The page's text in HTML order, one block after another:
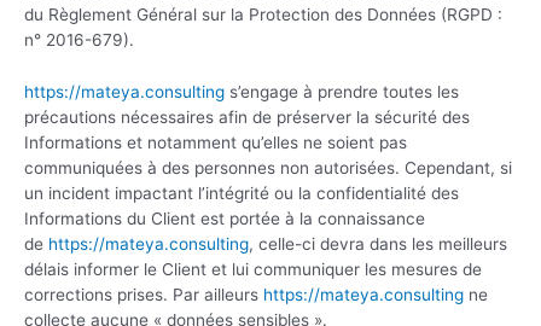
du Règlement Général sur la Protection des Données (RGPD :
n° 2016-679).
https://mateya.consulting s’engage à prendre toutes les
précautions nécessaires afin de préserver la sécurité des
Informations et notamment qu’elles ne soient pas
communiquées à des personnes non autorisées. Cependant, si
un incident impactant l’intégrité ou la confidentialité des
Informations du Client est portée à la connaissance
de https://mateya.consulting, celle-ci devra dans les meilleurs
délais informer le Client et lui communiquer les mesures de
corrections prises. Par ailleurs https://mateya.consulting ne
collecte aucune « données sensibles ».